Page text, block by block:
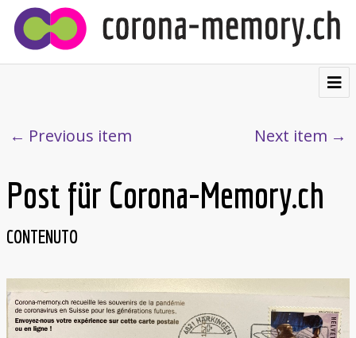
Visualizzazioni
Cartolina postale
Français
Previous item Next item
Post für Corona-Memory.ch
CONTENUTO